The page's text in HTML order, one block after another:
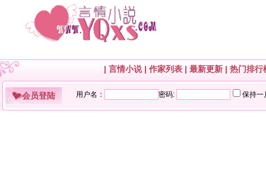
| 言情小说| 作家列表 | 最新更新 | 热门排行
会员登陆